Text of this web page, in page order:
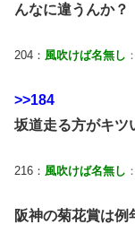
んなに違うんか？
204： 風吹けば名無し
>>184
坂道走る方がキツ
216： 風吹けば名無し
阪神の菊花賞は例